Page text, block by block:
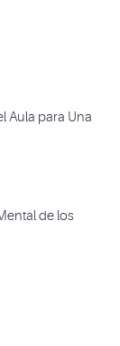
Aula para Una
de los